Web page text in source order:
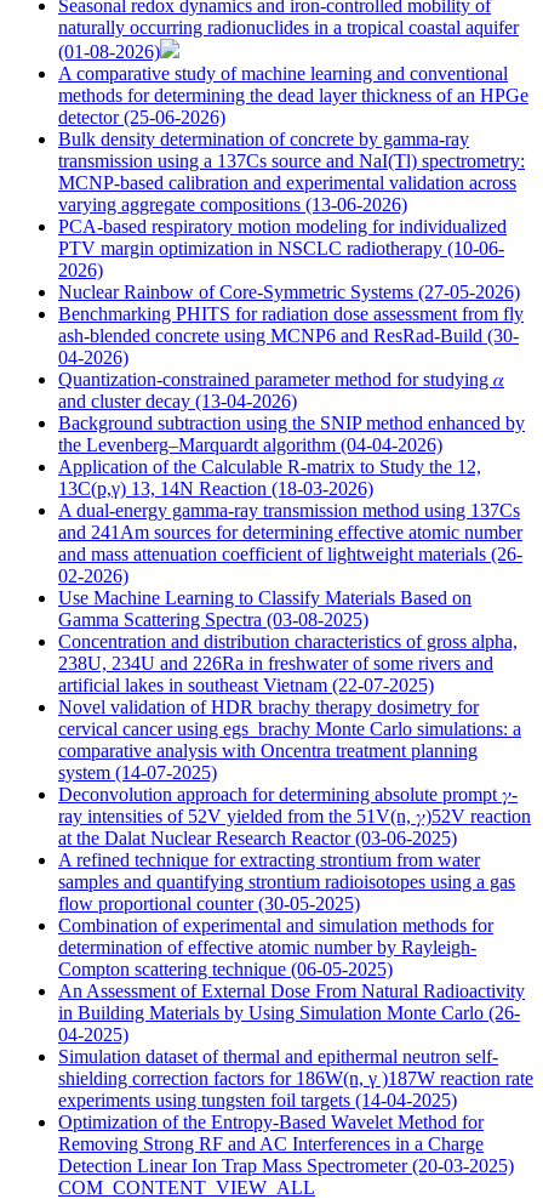
Seasonal redox dynamics and iron‑controlled mobility of
naturally occurring radionuclides in a tropical coastal aquifer
(01-08-2026)
A comparative study of machine learning and conventional
methods for determining the dead layer thickness of an HPGe
detector(25-06-2026)
Bulk density determination of concrete by gamma-ray
transmission using a 137Cs source and NaI(Tl) spectrometry:
MCNP-based calibration and experimental validation across
varying aggregate compositions (13-06-2026)
PCA-based respiratory motion modeling for individualized
PTV margin optimization in NSCLC radiotherapy (10-06-
2026)
Nuclear Rainbow of Core-Symmetric Systems (27-05-2026)
Benchmarking PHITS for radiation dose assessment from fly
ash-blended concrete using MCNP6 and ResRad-Build (30-
04-2026)
Quantization-constrained parameter method for studying 𝛼
and cluster decay (13-04-2026)
Background subtraction using the SNIP method enhanced by
the Levenberg–Marquardt algorithm (04-04-2026)
Application of the Calculable R-matrix to Study the 12,
13C(p,γ) 13, 14N Reaction (18-03-2026)
A dual-energy gamma-ray transmission method using 137Cs
and 241Am sources for determining effective atomic number
and mass attenuation coefficient of lightweight materials (26-
02-2026)
Use Machine Learning to Classify Materials Based on
Gamma Scattering Spectra (03-08-2025)
Concentration and distribution characteristics of gross alpha,
238U, 234U and 226Ra in freshwater of some rivers and
artificial lakes in southeast Vietnam (22-07-2025)
Novel validation of HDR brachy therapy dosimetry for
cervical cancer using egs_brachy Monte Carlo simulations: a
comparative analysis with Oncentra treatment planning
system (14-07-2025)
Deconvolution approach for determining absolute prompt 𝛾-
ray intensities of 52V yielded from the 51V(n, 𝛾)52V reaction
at the Dalat Nuclear Research Reactor(03-06-2025)
A refined technique for extracting strontium from water
samples and quantifying strontium radioisotopes using a gas
flow proportional counter(30-05-2025)
Combination of experimental and simulation methods for
determination of effective atomic number by Rayleigh-
Compton scattering technique (06-05-2025)
An Assessment of External Dose From Natural Radioactivity
in Building Materials by Using Simulation Monte Carlo (26-
04-2025)
Simulation dataset of thermal and epithermal neutron self-
shielding correction factors for 186W(n, γ )187W reaction rate
experiments using tungsten foil targets (14-04-2025)
Optimization of the Entropy-Based Wavelet Method for
Removing Strong RF and AC Interferences in a Charge
Detection Linear Ion Trap Mass Spectrometer(20-03-2025)
COM_CONTENT_VIEW_ALL